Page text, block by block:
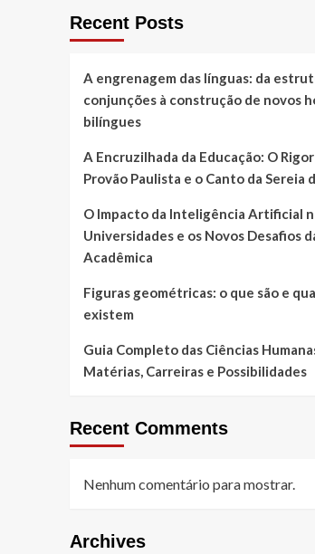
Recent Posts
A engrenagem das línguas: da
conjunções à construção de novos
bilíngues
A Encruzilhada da Educação: O
Provão Paulista e o Canto da Sereia
O Impacto da Inteligência Artificial
Universidades e os Novos Desafios
Acadêmica
Figuras geométricas: o que são e
existem
Guia Completo das Ciências
Matérias, Carreiras e Possibilidades
Recent Comments
Nenhum comentário para mostrar.
Archives